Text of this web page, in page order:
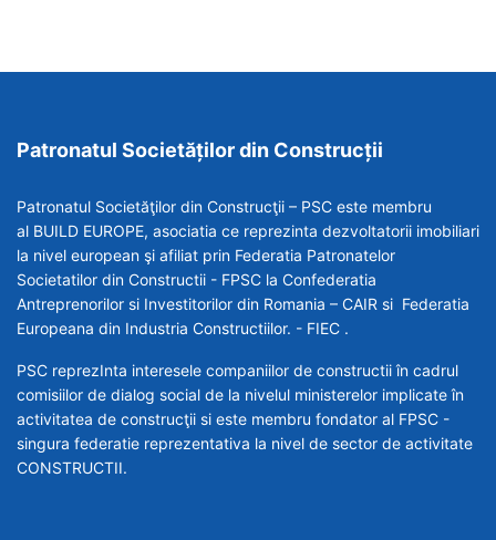
Patronatul Societăților din Construcții
Patronatul Societăţilor din Construcţii – PSC este membru
al BUILD EUROPE, asociatia ce reprezinta dezvoltatorii imobiliari
la nivel european şi afiliat prin Federatia Patronatelor
Societatilor din Constructii - FPSC la Confederatia
Antreprenorilor si Investitorilor din Romania – CAIR si Federatia
Europeana din Industria Constructiilor. - FIEC .
PSC reprezInta interesele companiilor de constructii în cadrul
comisiilor de dialog social de la nivelul ministerelor implicate în
activitatea de construcţii si este membru fondator al FPSC -
singura federatie reprezentativa la nivel de sector de activitate
CONSTRUCTII.